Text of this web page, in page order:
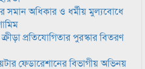
সমান অধিকার ও ধর্মীয় মুল্যবোধে
ক্রীড়া প্রতিযোগিতার পুরস্কার বিতরণ
ফেডারেশানের বিভাগীয় অভিনয়